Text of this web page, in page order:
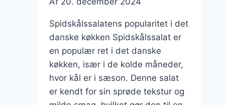
Spidskålssalatens popularitet i det
danske køkken Spidskålssalat er
en populær ret i det danske
køkken, især i de kolde måneder,
hvor kål er i sæson. Denne salat
er kendt for sin sprøde tekstur og